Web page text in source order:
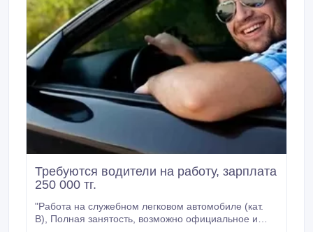
Требуются водители на работу, зарплата
250 000 тг.
"Работа на служебном легковом автомобиле (кат.
В), Полная занятость, возможно официальное и